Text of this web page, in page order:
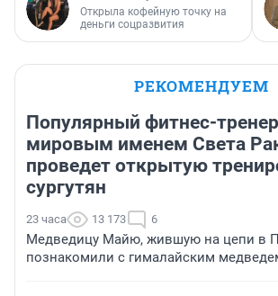
Открыла кофейную точку на
деньги соцразвития
РЕКОМЕНДУЕМ
Популярный фитнес-
мировым именем Света
проведет открытую
сургутян
23 часа 13 173 6
Медведицу Майю, жившую на цепи в
познакомили с гималайским